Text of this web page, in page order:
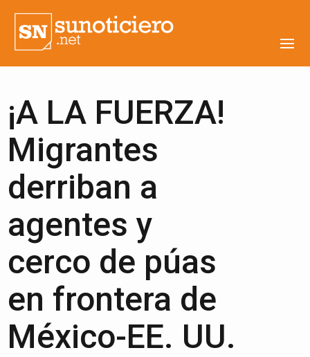
¡A LA FUERZA!
Migrantes
derriban a
agentes y
cerco de púas
en frontera de
México-EE. UU.